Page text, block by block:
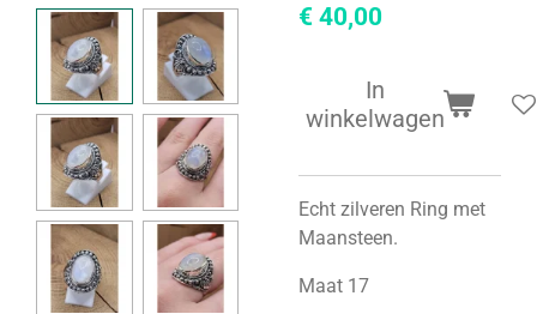
€ 40,00
In
winkelwagen
Echt zilveren Ring met
Maansteen.
Maat 17